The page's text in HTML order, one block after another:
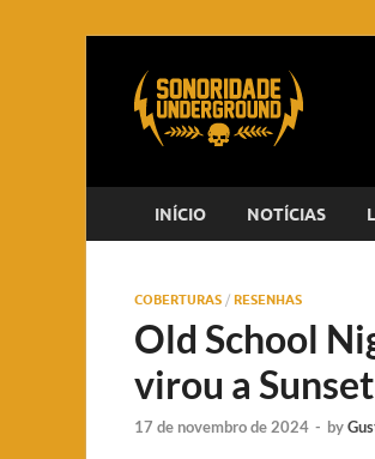
INÍCIO NOTÍCIAS
COBERTURAS / RESENHAS
Old School
virou a
17 de novembro de 2024 - by